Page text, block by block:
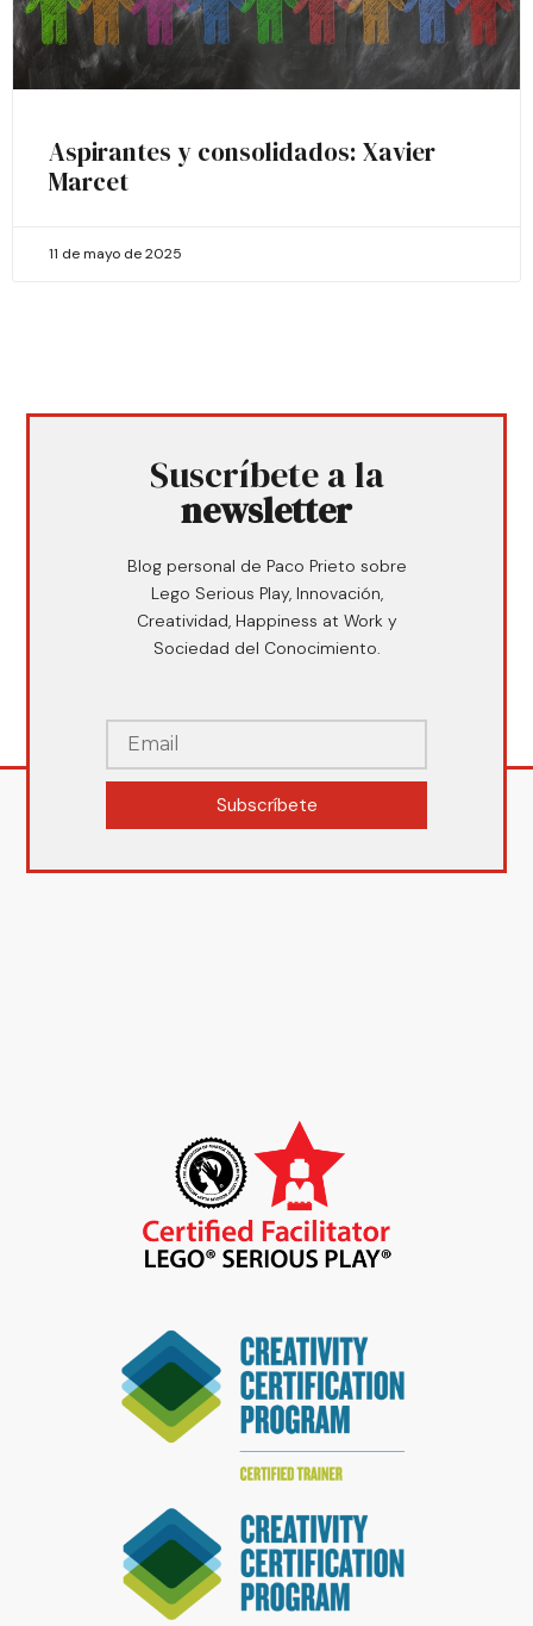
Aspirantes y consolidados: Xavier
Marcet
11 de mayo de 2025
Suscríbete a la
newsletter
Blog personal de Paco Prieto sobre
Lego Serious Play, Innovación,
Creatividad, Happiness at Work y
Sociedad del Conocimiento.
Subscríbete